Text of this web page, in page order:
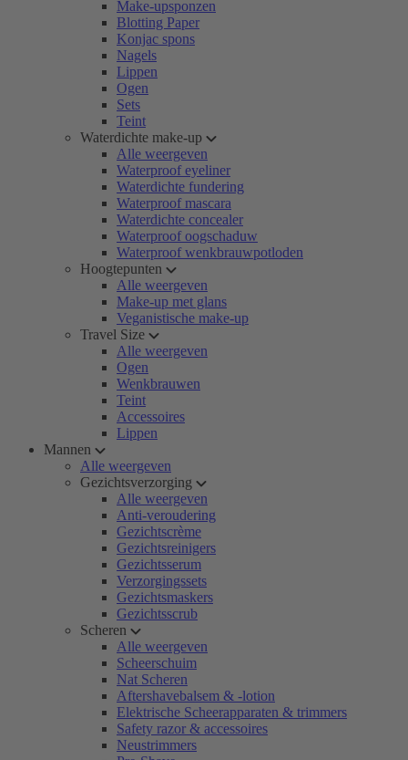
Make-upsponzen
Blotting Paper
Konjac spons
Nagels
Lippen
Ogen
Sets
Teint
Waterdichte make-up
Alle weergeven
Waterproof eyeliner
Waterdichte fundering
Waterproof mascara
Waterdichte concealer
Waterproof oogschaduw
Waterproof wenkbrauwpotloden
Hoogtepunten
Alle weergeven
Make-up met glans
Veganistische make-up
Travel Size
Alle weergeven
Ogen
Wenkbrauwen
Teint
Accessoires
Lippen
Mannen
Alle weergeven
Gezichtsverzorging
Alle weergeven
Anti-veroudering
Gezichtscrème
Gezichtsreinigers
Gezichtsserum
Verzorgingssets
Gezichtsmaskers
Gezichtsscrub
Scheren
Alle weergeven
Scheerschuim
Nat Scheren
Aftershavebalsem & -lotion
Elektrische Scheerapparaten & trimmers
Safety razor & accessoires
Neustrimmers